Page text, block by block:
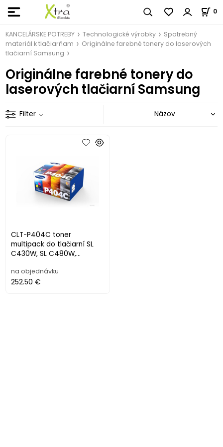
0
KANCELÁRSKE POTREBY Technologické výrobky
Spotrebný
materiál k tlačiarňam
Originálne farebné tonery do laserových
tlačiarní Samsung
Originálne farebné tonery do
laserových tlačiarní Samsung
Filter
CLT-P404C toner
multipack do tlačiarní SL
C430W, SL C480W,
3x1k
na objednávku
252.50 €